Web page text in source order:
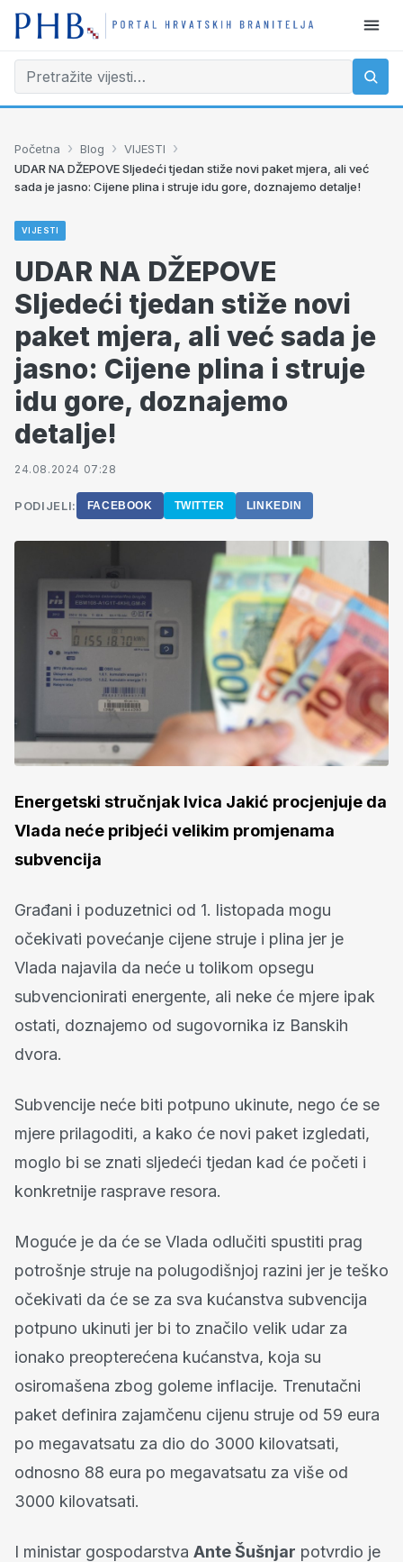
Početna › Blog › VIJESTI ›
UDAR NA DŽEPOVE Sljedeći tjedan stiže novi paket mjera, ali već
sada je jasno: Cijene plina i struje idu gore, doznajemo detalje!
VIJESTI
UDAR NA DŽEPOVE
Sljedeći tjedan stiže novi
paket mjera, ali već sada je
jasno: Cijene plina i struje
idu gore, doznajemo
detalje!
24.08.2024 07:28
PODIJELI: FACEBOOK TWITTER LINKEDIN
Energetski stručnjak Ivica Jakić procjenjuje da
Vlada neće pribjeći velikim promjenama
subvencija
Građani i poduzetnici od 1. listopada mogu
očekivati povećanje cijene struje i plina jer je
Vlada najavila da neće u tolikom opsegu
subvencionirati energente, ali neke će mjere ipak
ostati, doznajemo od sugovornika iz Banskih
dvora.
Subvencije neće biti potpuno ukinute, nego će se
mjere prilagoditi, a kako će novi paket izgledati,
moglo bi se znati sljedeći tjedan kad će početi i
konkretnije rasprave resora.
Moguće je da će se Vlada odlučiti spustiti prag
potrošnje struje na polugodišnjoj razini jer je teško
očekivati da će se za sva kućanstva subvencija
potpuno ukinuti jer bi to značilo velik udar za
ionako preopterećena kućanstva, koja su
osiromašena zbog goleme inflacije. Trenutačni
paket definira zajamčenu cijenu struje od 59 eura
po megavatsatu za dio do 3000 kilovatsati,
odnosno 88 eura po megavatsatu za više od
3000 kilovatsati.
I ministar gospodarstva Ante Šušnjar potvrdio je